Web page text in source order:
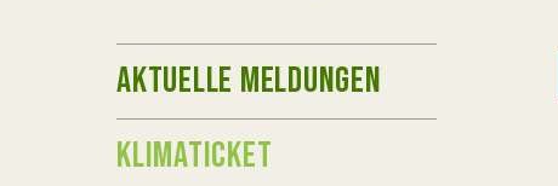
AKTUELLE MELDUNGEN
KLIMATICKET